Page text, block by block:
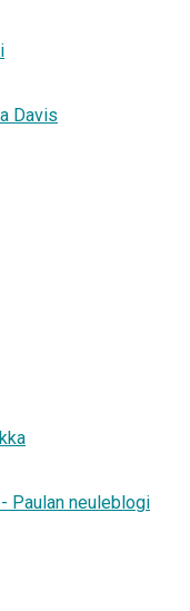
Davis
Paulan neuleblogi